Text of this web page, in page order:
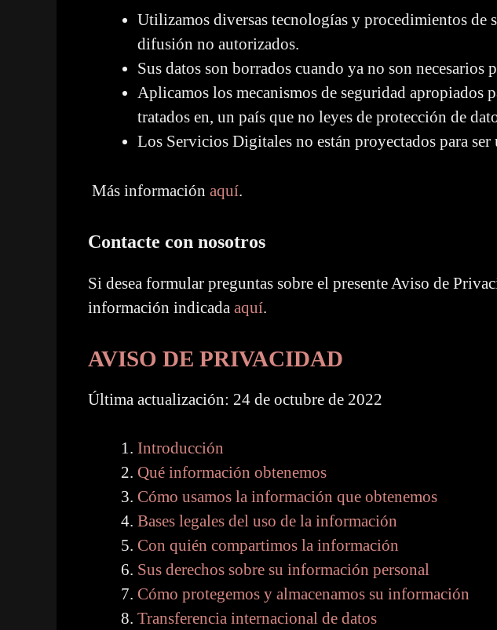
Utilizamos diversas tecnologías y procedimientos de
difusión no autorizados.
Sus datos son borrados cuando ya no son
Aplicamos los mecanismos de seguridad apropiados
tratados en, un país que no leyes de protección de
Los Servicios Digitales no están proyectados para
Más información aquí.
Contacte con nosotros
Si desea formular preguntas sobre el presente Aviso de
información indicada aquí.
AVISO DE PRIVACIDAD
Última actualización: 24 de octubre de 2022
Introducción
Qué información obtenemos
Cómo usamos la información que obtenemos
Bases legales del uso de la información
Con quién compartimos la información
Sus derechos sobre su información personal
Cómo protegemos y almacenamos su información
Transferencia internacional de datos